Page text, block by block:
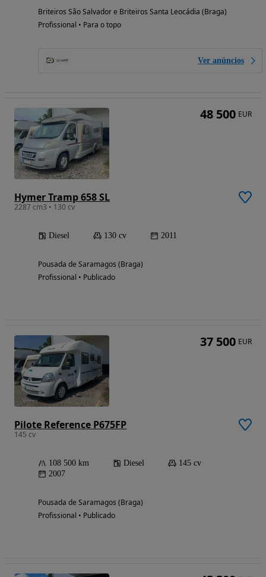
Briteiros São Salvador e Briteiros Santa Leocádia (Braga)
Profissional • Para o topo
Ver anúncios
Hymer Tramp 658 SL
2287 cm3 • 130 cv
Diesel 130 cv 2011
Pousada de Saramagos (Braga)
Profissional • Publicado
48 500 EUR
Pilote Reference P675FP
145 cv
108 500 km Diesel
145 cv
2007
Pousada de Saramagos (Braga)
Profissional • Publicado
37 500 EUR